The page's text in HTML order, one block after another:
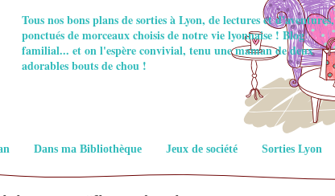
Tous nos bons plans de sorties à Lyon, de lectures et d'aventures,
ponctués de morceaux choisis de notre vie lyonnaise ! Blog
familial... et on l'espère convivial, tenu une maman de deux
adorables bouts de chou !
Dans ma Bibliothèque Jeux de société Sorties Lyon